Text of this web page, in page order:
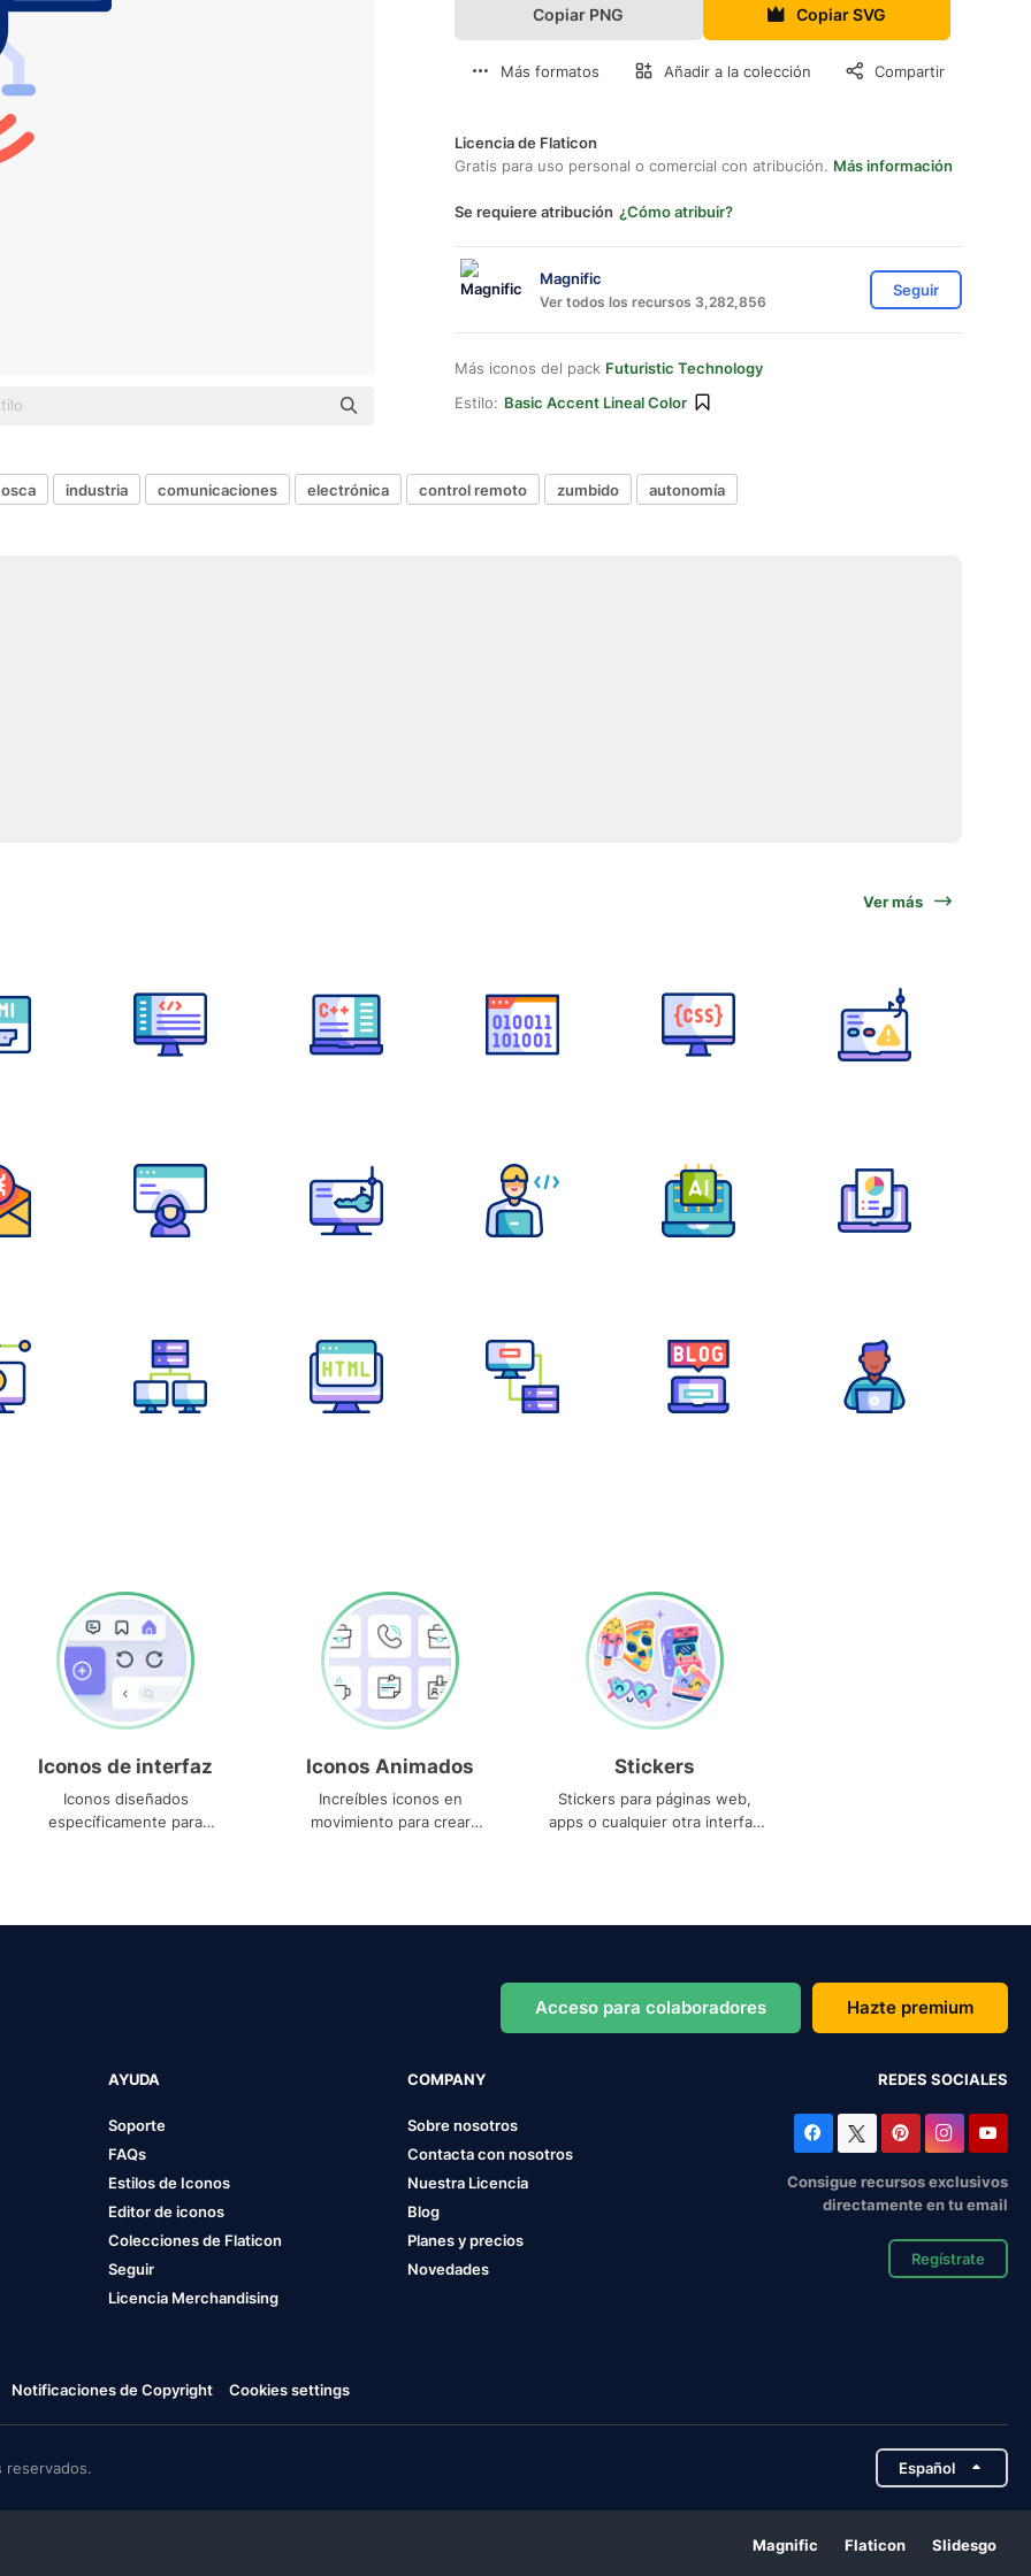
Copiar PNG Copiar SVG
Más formatos Añadir a la colección Compartir
Licencia de Flaticon
Gratis para uso personal o comercial con atribución. Más información
Se requiere atribución ¿Cómo atribuir?
Magnific
Ver todos los recursos 3,282,856
Seguir
Más iconos del pack Futuristic Technology
Estilo: Basic Accent Lineal Color
industria comunicaciones electrónica control remoto zumbido autonomía
Ver más
Iconos de interfaz
Iconos diseñados
específicamente para
Iconos Animados
Increíbles iconos en
movimiento para crear
Stickers
Stickers para páginas web,
apps o cualquier otra interfaz
Acceso para colaboradores Hazte premium
AYUDA
Soporte
FAQs
Estilos de Iconos
Editor de iconos
Colecciones de Flaticon
Seguir
Licencia Merchandising
COMPANY
Sobre nosotros
Contacta con nosotros
Nuestra Licencia
Blog
Planes y precios
Novedades
REDES SOCIALES
Consigue recursos exclusivos
directamente en tu email
Regístrate
Notificaciones de Copyright Cookies settings
reservados. Español
Magnific Flaticon Slidesgo